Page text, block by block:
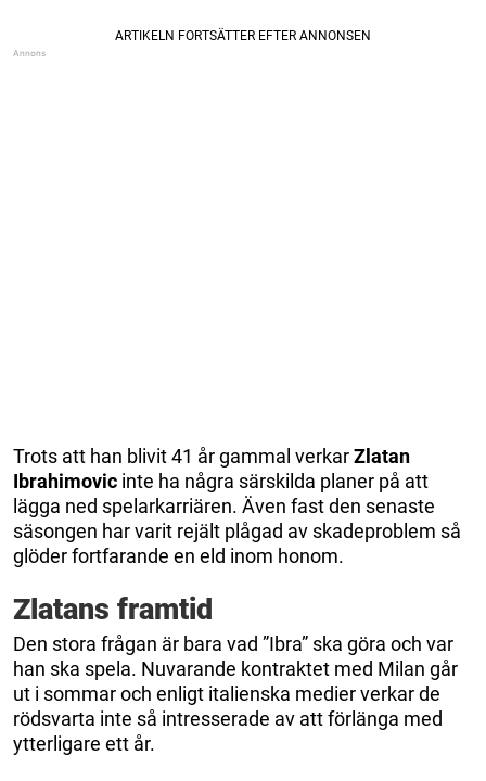
Trots att han blivit 41 år gammal verkarZlatan
Ibrahimovic inte ha några särskilda planer på att
lägga ned spelarkarriären. Även fast den senaste
säsongen har varit rejält plågad av skadeproblem så
glöder fortfarande en eld inom honom.
Zlatans framtid
Den stora frågan är bara vad ”Ibra” ska göra och var
han ska spela. Nuvarande kontraktet med Milan går
ut i sommar och enligt italienska medier verkar de
rödsvarta inte så intresserade av att förlänga med
ytterligare ett år.